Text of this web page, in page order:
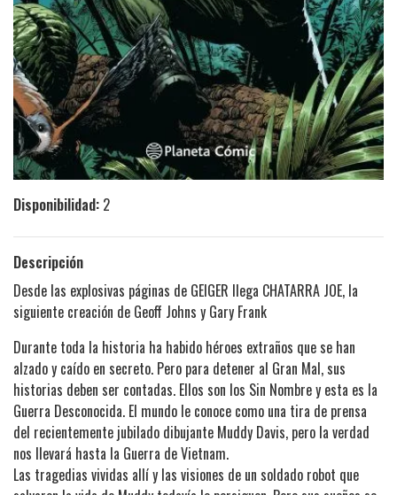
Disponibilidad: 2
Descripción
Desde las explosivas páginas de GEIGER llega CHATARRA JOE, la
siguiente creación de Geoff Johns y Gary Frank
Durante toda la historia ha habido héroes extraños que se han
alzado y caído en secreto. Pero para detener al Gran Mal, sus
historias deben ser contadas. Ellos son los Sin Nombre y esta es la
Guerra Desconocida. El mundo le conoce como una tira de prensa
del recientemente jubilado dibujante Muddy Davis, pero la verdad
nos llevará hasta la Guerra de Vietnam.
Las tragedias vividas allí y las visiones de un soldado robot que